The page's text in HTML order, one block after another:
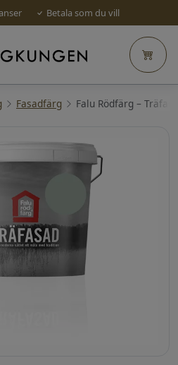
Betala som du vill
Fasadfärg Falu Rödfärg –